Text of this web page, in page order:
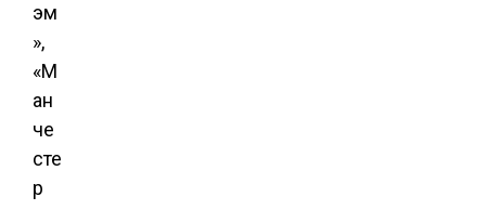
эм
»,
«М
ан
че
сте
р